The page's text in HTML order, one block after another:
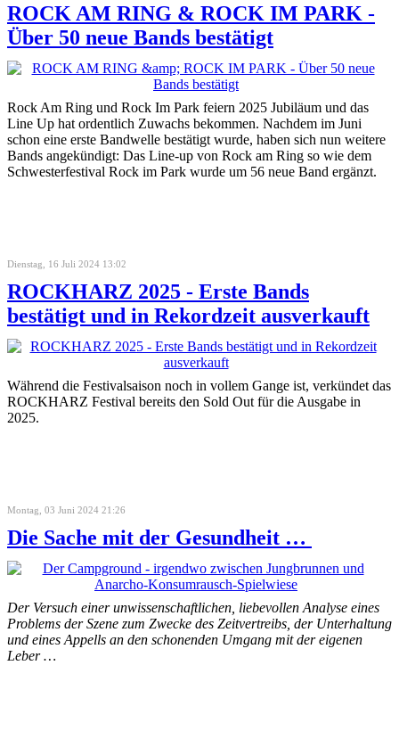
ROCK AM RING & ROCK IM PARK -
Über 50 neue Bands bestätigt
Rock Am Ring und Rock Im Park feiern 2025 Jubiläum und das
Line Up hat ordentlich Zuwachs bekommen. Nachdem im Juni
schon eine erste Bandwelle bestätigt wurde, haben sich nun weitere
Bands angekündigt: Das Line-up von Rock am Ring so wie dem
Schwesterfestival Rock im Park wurde um 56 neue Band ergänzt.
Dienstag, 16 Juli 2024 13:02
ROCKHARZ 2025 - Erste Bands
bestätigt und in Rekordzeit ausverkauft
Während die Festivalsaison noch in vollem Gange ist, verkündet das
ROCKHARZ Festival bereits den Sold Out für die Ausgabe in
2025.
Montag, 03 Juni 2024 21:26
Die Sache mit der Gesundheit …
Der Versuch einer unwissenschaftlichen, liebevollen Analyse eines
Problems der Szene zum Zwecke des Zeitvertreibs, der Unterhaltung
und eines Appells an den schonenden Umgang mit der eigenen
Leber …